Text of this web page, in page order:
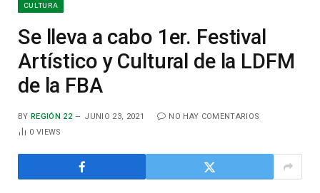
CULTURA
Se lleva a cabo 1er. Festival
Artístico y Cultural de la LDFM
de la FBA
BY REGIÓN 22 JUNIO 23, 2021
NO HAY COMENTARIOS
0VIEWS